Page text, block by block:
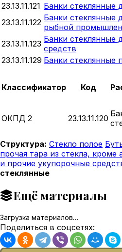
23.13.11.121 Банки стеклянные
23.13.11.122 Банки стеклянные
рыбной
23.13.11.123 Банки стеклянные
средств
23.13.11.129 Банки стеклянные
Классификатор Код
ОКПД 2
23.13.11.120
Структура: Стекло полое
прочая тара из стекла,
и прочие укупорочные
стеклянные
Ещё материалы
Загрузка материалов…
Поделиться в соцсетях: